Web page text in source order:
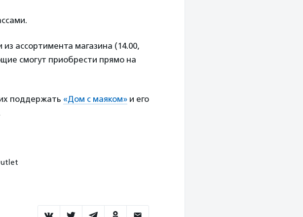
ассортимента магазина (14.00,
смогут приобрести прямо на
поддержать «Дом с маяком» и его